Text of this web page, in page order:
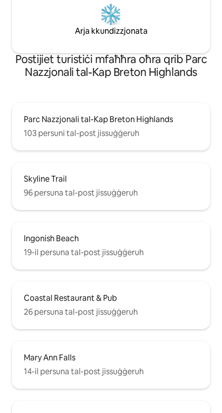
Arja kkundizzjonata
Роѕtіјіеt turіѕtіċі mfаħħrа оħrа qrіb Parc
Nazzjonali tal-Kap Breton Highlands
Parc Nazzjonali tal-Kap Breton Highlands
103 persuni tal-post jissuġġeruh
Skyline Trail
96 persuna tal-post jissuġġeruh
Ingonish Beach
19-il persuna tal-post jissuġġeruh
Coastal Restaurant & Pub
26 persuna tal-post jissuġġeruh
Mary Ann Falls
14-il persuna tal-post jissuġġeruh